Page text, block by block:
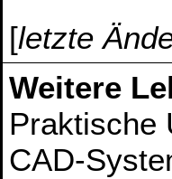
[letzte
Weitere
Praktische
CAD-